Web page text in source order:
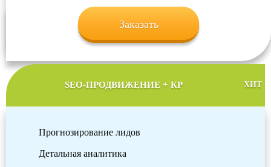
Заказать
SEO-ПРОДВИЖЕНИЕ + КР ХИТ
Прогнозирование лидов
Детальная аналитика